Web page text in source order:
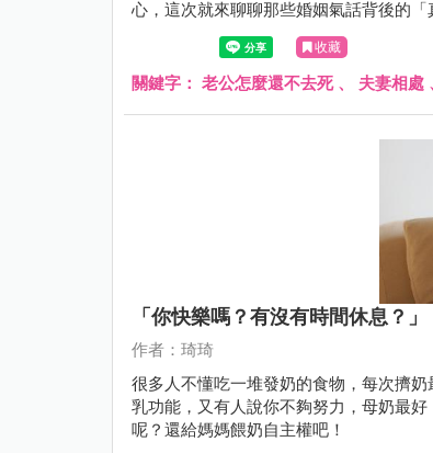
心，這次就來聊聊那些婚姻氣話背後的「
收藏
關鍵字： 老公怎麼還不去死、 夫妻相處
「你快樂嗎？有沒有時間休息？
作者：琦琦
很多人不懂吃一堆發奶的食物，每次擠
乳功能，又有人說你不夠努力，母奶最好，愛孩子
呢？還給媽媽餵奶自主權吧！